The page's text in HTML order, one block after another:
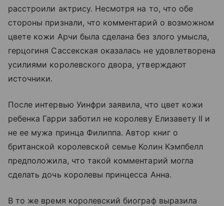
расстроили актрису. Несмотря на то, что обе
стороны признали, что комментарий о возможном
цвете кожи Арчи была сделана без злого умысла,
герцогиня Сассекская оказалась не удовлетворена
усилиями королевского двора, утверждают
источники.
После интервью Уинфри заявила, что цвет кожи
ребенка Гарри заботил не королеву Елизавету II и
не ее мужа принца Филиппа. Автор книг о
британской королевской семье Колин Кэмпбелл
предположила, что такой комментарий могла
сделать дочь королевы принцесса Анна.
В то же время королевский биограф выразила